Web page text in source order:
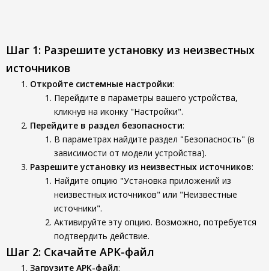
Шаг 1: Разрешите установку из неизвестных
источников
Откройте системные настройки:
Перейдите в параметры вашего устройства,
кликнув на иконку "Настройки".
Перейдите в раздел безопасности:
В параметрах найдите раздел "Безопасность" (в
зависимости от модели устройства).
Разрешите установку из неизвестных источников:
Найдите опцию "Установка приложений из
неизвестных источников" или "Неизвестные
источники".
Активируйте эту опцию. Возможно, потребуется
подтвердить действие.
Шаг 2: Скачайте APK-файл
Загрузите APK-файл: